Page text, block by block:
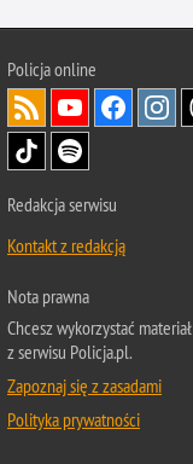
Policjaonline
Redakcja serwisu
Kontakt z redakcją
Nota prawna
Chcesz wykorzystać materiał
z serwisu Policja.pl.
Zapoznaj się z zasadami
Polityka prywatności